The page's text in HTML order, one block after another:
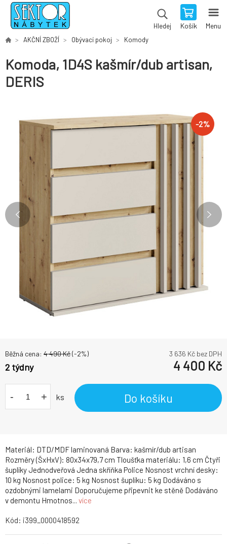
Hledej Košík Menu
AKČNÍ ZBOŽÍ Obývací pokoj Komody
Komoda, 1D4S kašmír/dub artisan,
DERIS
-2%
Materiál: DTD/MDF laminovaná Barva: kašmír/dub artisan
Rozměry (ŠxHxV): 80x34x79,7 cm Tloušťka materiálu: 1,6 cm Čtyři
šuplíky Jednodveřová Jedna skříňka Police Nosnost vrchní desky:
10 kg Nosnost police: 5 kg Nosnost šuplíku: 5 kg Dodáváno s
ozdobnými lamelami Doporučujeme připevnit ke stěně Dodáváno
v demontu Hmotnos... více
Běžná cena: 4 490Kč(-2%) 3 636 Kč bez DPH
2 týdny 4 400 Kč
- + ks Do košíku
Kód: i399_0000418592